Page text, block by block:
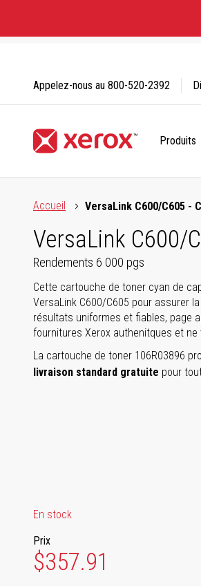
Content
Produits
Appelez-nous au 800-520-2392
Accueil
VersaLink C600/C605 -
VersaLink C600/
Rendements 6 000 pgs
Cette cartouche de toner cyan de
VersaLink C600/C605 pour assurer
résultats uniformes et fiables, page
fournitures Xerox authenitques et
La cartouche de toner 106R03896
livraison standard gratuite pour
En stock
Prix
$357.91